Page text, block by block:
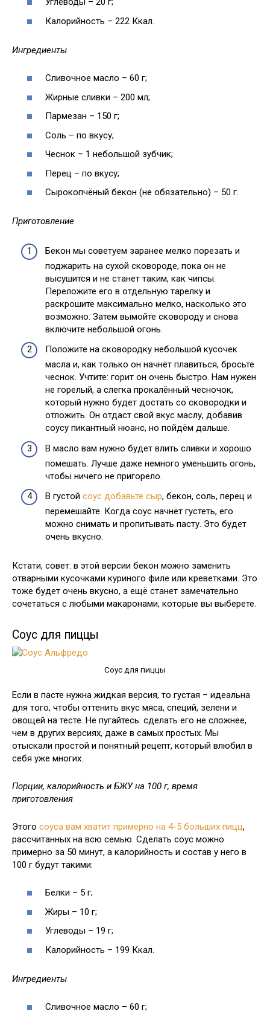
Калорийность – 222 Ккал.
Ингредиенты
Сливочное масло – 60 г;
Жирные сливки – 200 мл;
Пармезан – 150 г;
Соль – по вкусу;
Чеснок – 1 небольшой зубчик;
Перец – по вкусу;
Сырокопчёный бекон (не обязательно) – 50 г.
Приготовление
Бекон мы советуем заранее мелко порезать и
поджарить на сухой сковороде, пока он не
высушится и не станет таким, как чипсы.
Переложите его в отдельную тарелку и
раскрошите максимально мелко, насколько это
возможно. Затем вымойте сковороду и снова
включите небольшой огонь.
Положите на сковородку небольшой кусочек
масла и, как только он начнёт плавиться, бросьте
чеснок. Учтите: горит он очень быстро. Нам нужен
не горелый, а слегка прокалённый чесночок,
который нужно будет достать со сковородки и
отложить. Он отдаст свой вкус маслу, добавив
соусу пикантный нюанс, но пойдём дальше.
В масло вам нужно будет влить сливки и хорошо
помешать. Лучше даже немного уменьшить огонь,
чтобы ничего не пригорело.
В густой соус добавьте сыр, бекон, соль, перец и
перемешайте. Когда соус начнёт густеть, его
можно снимать и пропитывать пасту. Это будет
очень вкусно.
Кстати, совет: в этой версии бекон можно заменить
отварными кусочками куриного филе или креветками. Это
тоже будет очень вкусно, а ещё станет замечательно
сочетаться с любыми макаронами, которые вы выберете.
Соус для пиццы
Соус для пиццы
Если в пасте нужна жидкая версия, то густая – идеальна
для того, чтобы оттенить вкус мяса, специй, зелени и
овощей на тесте. Не пугайтесь: сделать его не сложнее,
чем в других версиях, даже в самых простых. Мы
отыскали простой и понятный рецепт, который влюбил в
себя уже многих.
Порции, калорийность и БЖУ на 100 г, время
приготовления
Этого соуса вам хватит примерно на 4-5 больших пицц,
рассчитанных на всю семью. Сделать соус можно
примерно за 50 минут, а калорийность и состав у него в
100 г будут такими:
Белки – 5 г;
Жиры – 10 г;
Углеводы – 19 г;
Калорийность – 199 Ккал.
Ингредиенты
Сливочное масло – 60 г;